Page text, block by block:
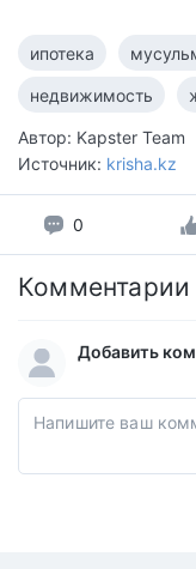
ипотека
недвижимость
Автор: Kapster Team
Источник: krisha.kz
0
Комментарии
Добавить